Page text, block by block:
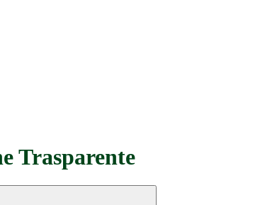
Trasparente